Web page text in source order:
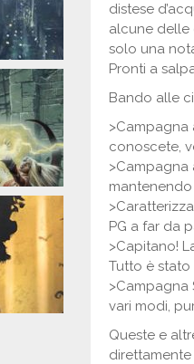
distese
alcune delle
solo una
Pronti a
Bando alle
conoscete,
>Campagna
PG a far da
>Capitano!
Tutto è stato
>Campagna
vari modi,
Queste e